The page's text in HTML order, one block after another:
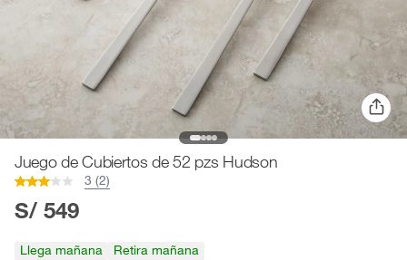
Juego de Cubiertos de 52 pzs Hudson
3 (2)
S/ 549
Llega mañana Retira mañana